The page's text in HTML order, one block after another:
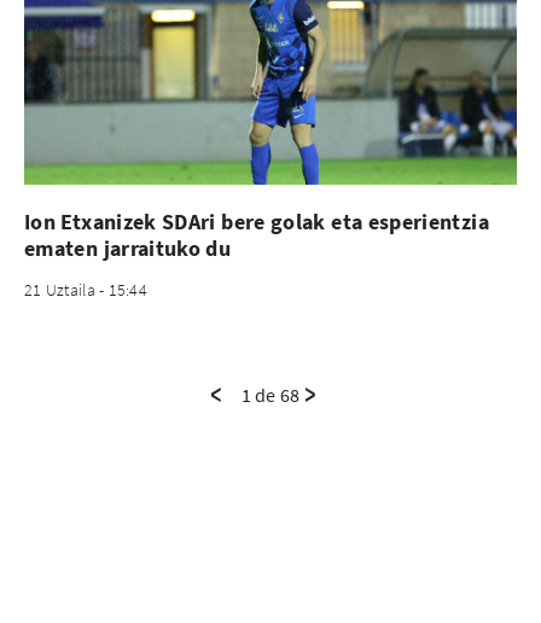
Ion Etxanizek SDAri bere golak eta esperientzia
ematen jarraituko du
21 Uztaila - 15:44
1 de 68